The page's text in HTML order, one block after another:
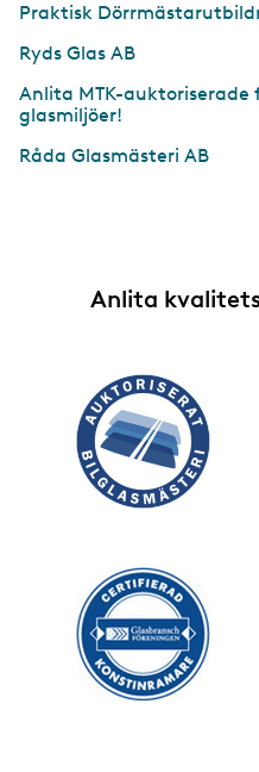
Praktisk
Ryds Glas AB
Anlita MTK-auktoriserade
glasmiljöer!
Råda Glasmästeri AB
Anlita